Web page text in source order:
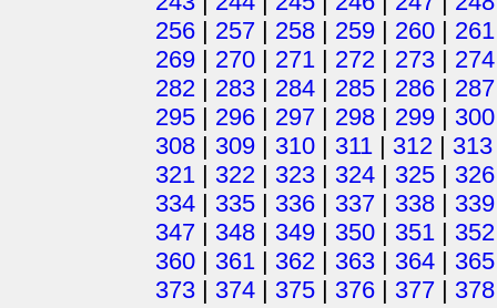
256 | 257 | 258 | 259 | 260 | 261
269 | 270 | 271 | 272 | 273 | 274
282 | 283 | 284 | 285 | 286 | 287
295 | 296 | 297 | 298 | 299 | 300
308 | 309 | 310 | 311 | 312 | 313
321 | 322 | 323 | 324 | 325 | 326
334 | 335 | 336 | 337 | 338 | 339
347 | 348 | 349 | 350 | 351 | 352
360 | 361 | 362 | 363 | 364 | 365
373 | 374 | 375 | 376 | 377 | 378